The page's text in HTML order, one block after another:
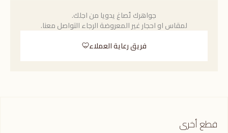
جواهرك تُصاغ يدويا من اجلك.
لمقاس او احجار غير المعروضة الرجاء التواصل معنا.
فريق رعاية العملاء
قطع أخرى